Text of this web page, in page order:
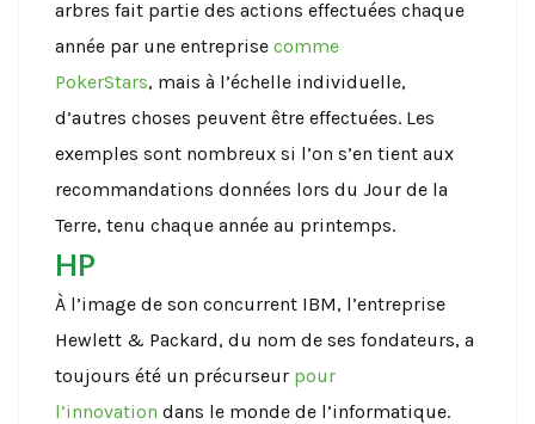
arbres fait partie des actions effectuées chaque
année par une entreprise comme
PokerStars, mais à l’échelle individuelle,
d’autres choses peuvent être effectuées. Les
exemples sont nombreux si l’on s’en tient aux
recommandations données lors du Jour de la
Terre, tenu chaque année au printemps.
HP
À l’image de son concurrent IBM, l’entreprise
Hewlett & Packard, du nom de ses fondateurs, a
toujours été un précurseur pour
l’innovation dans le monde de l’informatique.